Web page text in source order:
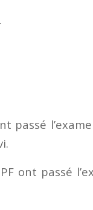
passé
ont passé